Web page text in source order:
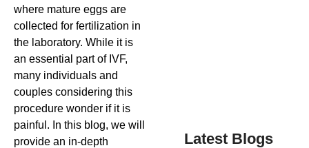
where mature eggs are
collected for fertilization in
the laboratory. While it is
an essential part of IVF,
many individuals and
couples considering this
procedure wonder if it is
painful. In this blog, we will
provide an in-depth
Latest Blogs